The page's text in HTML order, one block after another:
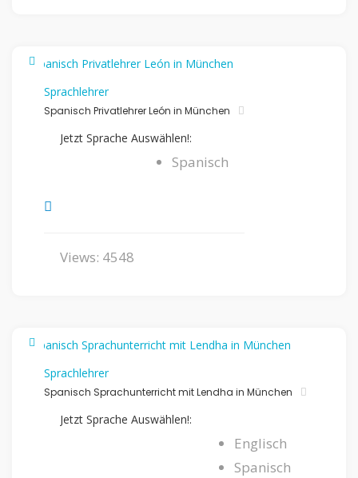
Sprachlehrer
Spanisch Privatlehrer León in München
Jetzt Sprache Auswählen!:
Spanisch
Views: 4548
Sprachlehrer
Spanisch Sprachunterricht mit Lendha in München
Jetzt Sprache Auswählen!:
Englisch
Spanisch